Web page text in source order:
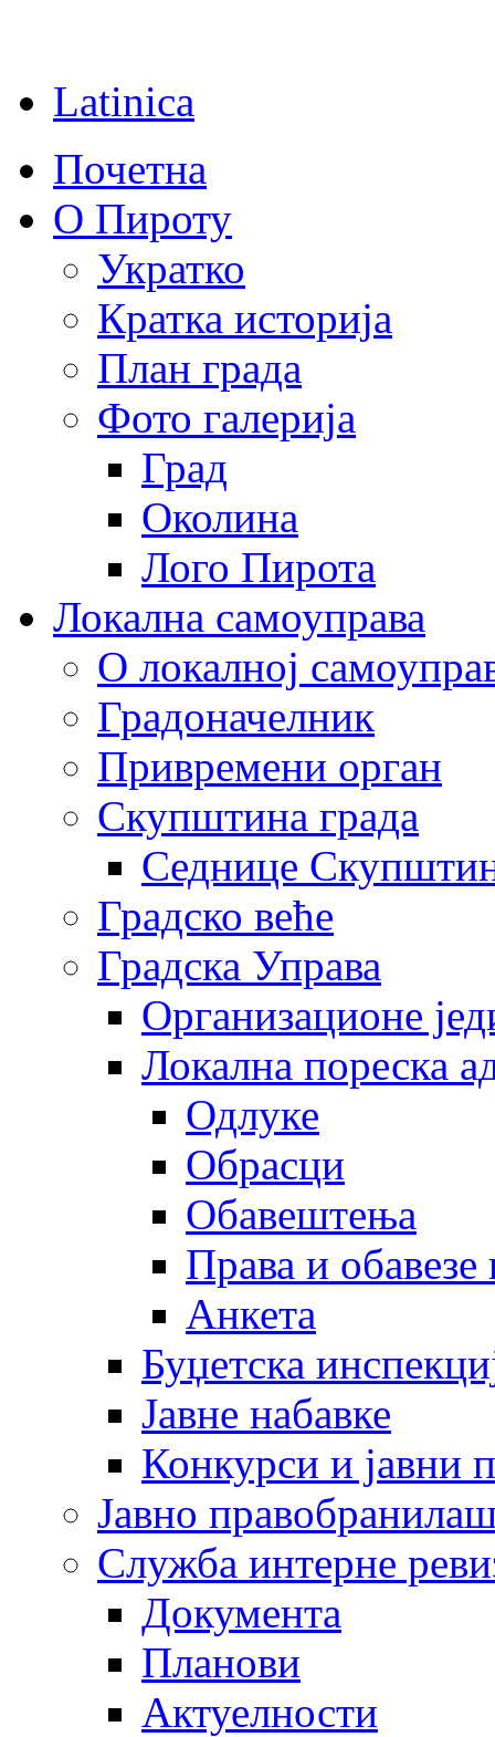
Latinica
Почетна
О Пироту
Укратко
Кратка историја
План града
Фото галерија
Град
Околина
Лого Пирота
Локална самоуправа
О локалној
Градоначелник
Привремени орган
Скупштина града
Седнице
Градско веће
Градска Управа
Организационе
Локална пореска
Одлуке
Обрасци
Обавештења
Права и
Анкета
Буџетска
Јавне набавке
Конкурси и јавни
Јавно
Служба интерне
Документа
Планови
Актуелности